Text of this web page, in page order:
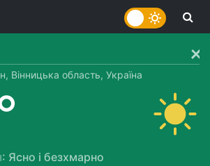
Вінницька область, Україна
: Ясно і безхмарно